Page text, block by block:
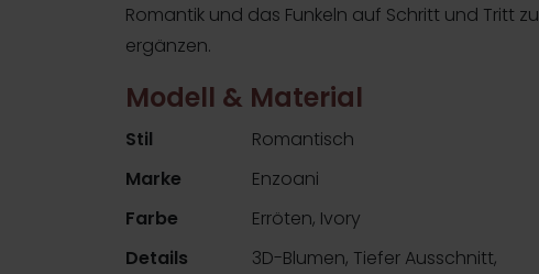
Romantik und das Funkeln auf Schritt und Tritt zu
ergänzen.
Modell & Material
Stil
Romantisch
Marke
Enzoani
Farbe
Erröten, Ivory
Details
3D-Blumen, Tiefer Ausschnitt,